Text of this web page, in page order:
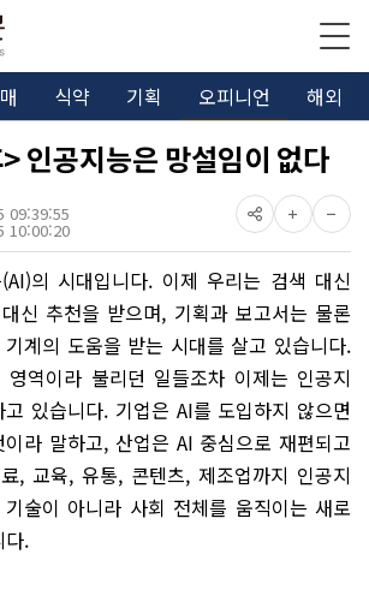
식약 기획 오피니언 해외
인공지능은 망설임이 없다
09:39:55
10:00:20
의 시대입니다. 이제 우리는 검색 대신
신 추천을 받으며, 기획과 보고서는 물론
계의 도움을 받는 시대를 살고 있습니다.
영역이라 불리던 일들조차 이제는 인공지
있습니다. 기업은 AI를 도입하지 않으면
라 말하고, 산업은 AI 중심으로 재편되고
, 교육, 유통, 콘텐츠, 제조업까지 인공지
술이 아니라 사회 전체를 움직이는 새로
다.